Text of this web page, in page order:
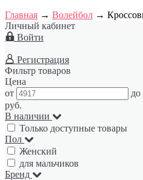
Главная → Волейбол →
Личный кабинет
Войти
Регистрация
Фильтр товаров
Цена
от
до
руб.
В наличии
Только доступные товары
Пол
Женский
для мальчиков
Бренд